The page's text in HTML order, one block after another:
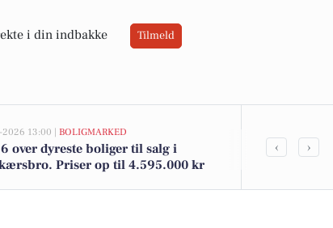
i din indbakke Tilmeld
13:00 | BOLIGMARKED
over dyreste boliger til salg i
Priser op til 4.595.000 kr
Spier PS
‹ ›